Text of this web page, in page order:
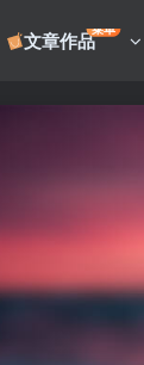
文章作品菜单